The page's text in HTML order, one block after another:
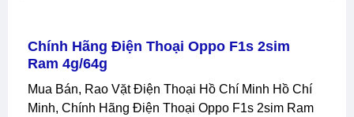
Chính Hãng Điện Thoại Oppo F1s 2sim
Ram 4g/64g
Mua Bán, Rao Vặt Điện Thoại Hồ Chí Minh Hồ Chí
Minh, Chính Hãng Điện Thoại Oppo F1s 2sim Ram